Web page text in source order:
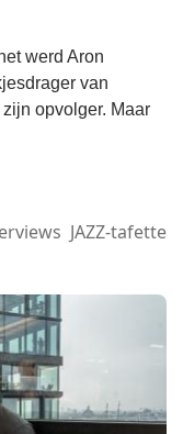
werd Aron
van
opvolger. Maar
JAZZ-tafette